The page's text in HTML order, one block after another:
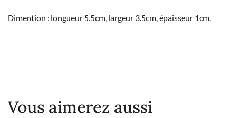
Dimention : longueur 5.5cm, largeur 3.5cm, épaisseur 1cm.
Vous aimerez aussi